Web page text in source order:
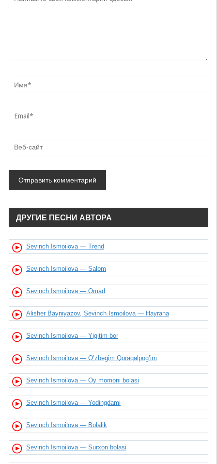
ДРУГИЕ ПЕСНИ АВТОРА
Sevinch Ismoilova — Trend
Sevinch Ismoilova — Salom
Sevinch Ismoilova — Omad
Alisher Bayniyazov, Sevinch Ismoilova — Hayrana
Sevinch Ismoilova — Yigitim bor
Sevinch Ismoilova — O’zbegim Qoraqalpog’im
Sevinch Ismoilova — Oy momoni bolasi
Sevinch Ismoilova — Yodingdami
Sevinch Ismoilova — Bolalik
Sevinch Ismoilova — Surxon bolasi